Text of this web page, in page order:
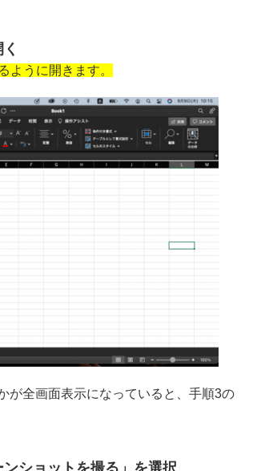
ように開きます。
が全画面表示になっていると、手順3の
ショットを撮る」を選択